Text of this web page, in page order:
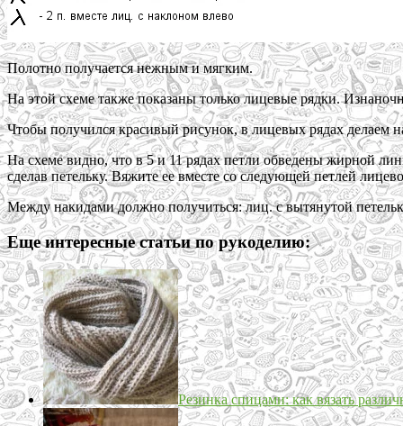
Полотно получается нежным и мягким.
На этой схеме также показаны только лицевые рядки.
Чтобы получился красивый рисунок, в лицевых рядах делаем
На схеме видно, что в 5 и 11 рядах петли обведены жирной
сделав петельку. Вяжите ее вместе со следующей петлей
Между накидами должно получиться: лиц. с вытянутой
Еще интересные статьи по рукоделию:
Резинка спицами: как вязать